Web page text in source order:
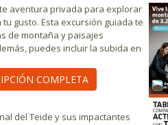
aventura privada para explorar
gusto. Esta excursión guiada te
de montaña y paisajes
puedes incluir la subida en
COMPLETA
del Teide y sus impactantes